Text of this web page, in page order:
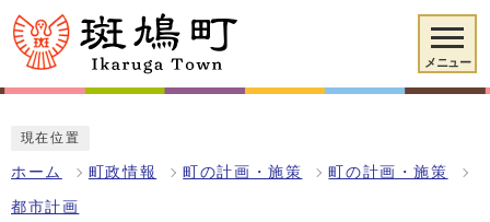
メニュー
現在位置
ホーム 町政情報 町の計画・施策 町の計画・施策
都市計画